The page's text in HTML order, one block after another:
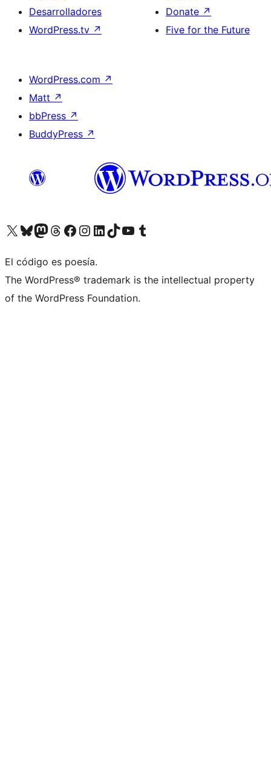
Desarrolladores
WordPress.tv ↗
Donate ↗
Five for the Future
WordPress.com ↗
Matt ↗
bbPress ↗
BuddyPress ↗
Visit our X (formerly Twitter) account
Visit our Bluesky account
Visit our Mastodon account
Visit our Threads account
Visita nuestra página de Facebook
Visita nuestra cuenta de Instagram
Visita nuestra cuenta de LinkedIn
Visit our TikTok account
Visita nuestro canal de YouTube
Visit our Tumblr account
El código es poesía.
The WordPress® trademark is the intellectual property
of the WordPress Foundation.